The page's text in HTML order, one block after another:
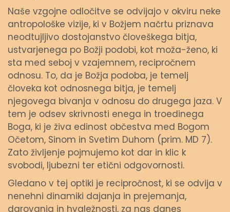
Naše vzgojne odločitve se odvijajo v okviru neke
antropološke vizije, ki v Božjem načrtu priznava
neodtujljivo dostojanstvo človeškega bitja,
ustvarjenega po Božji podobi, kot moža-ženo, ki
sta med seboj v vzajemnem, recipročnem
odnosu. To, da je Božja podoba, je temelj
človeka kot odnosnega bitja, je temelj
njegovega bivanja v odnosu do drugega jaza. V
tem je odsev skrivnosti enega in troedinega
Boga, ki je živa edinost občestva med Bogom
Očetom, Sinom in Svetim Duhom (prim. MD 7).
Zato življenje pojmujemo kot dar in klic k
svobodi, ljubezni ter etični odgovornosti.
Gledano v tej optiki je recipročnost, ki se odvija v
nenehni dinamiki dajanja in prejemanja,
darovanja in hvaležnosti, za nas danes